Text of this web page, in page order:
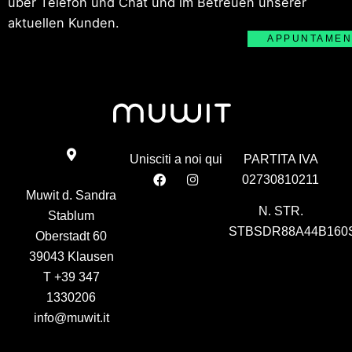
aktuellen Kunden.
Muwit d. Sandra
Stablum
Oberstadt 60
39043 Klausen
T +39 347
1330206
info@muwit.it
Unisciti a noi qui
PARTITA IVA
02730810211
N. STR.